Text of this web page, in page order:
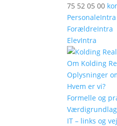
75 52 05 00
PersonaleIntra
ForældreIntra
ElevIntra
Om Kolding
Oplysninger
Hvem er vi?
Formelle og
Værdigrundlag
IT – links og